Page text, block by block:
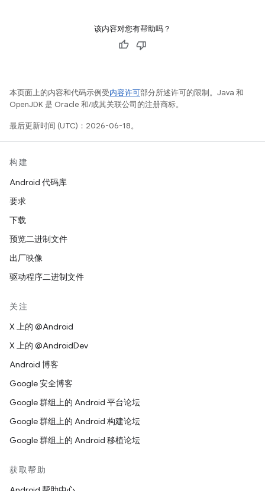
该内容对您有帮助吗？
本页面上的内容和代码示例受内容许可部分所述许可的限制。Java 和
OpenJDK 是 Oracle 和/或其关联公司的注册商标。
最后更新时间 (UTC)：2026-06-18。
构建
Android 代码库
要求
下载
预览二进制文件
出厂映像
驱动程序二进制文件
关注
X 上的 @Android
X 上的 @AndroidDev
Android 博客
Google 安全博客
Google 群组上的 Android 平台论坛
Google 群组上的 Android 构建论坛
Google 群组上的 Android 移植论坛
获取帮助